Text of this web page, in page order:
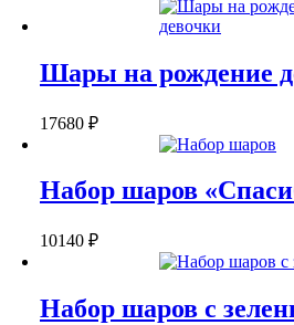
Шары на рождение
17680 ₽
Набор шаров
10140 ₽
Набор шаров с